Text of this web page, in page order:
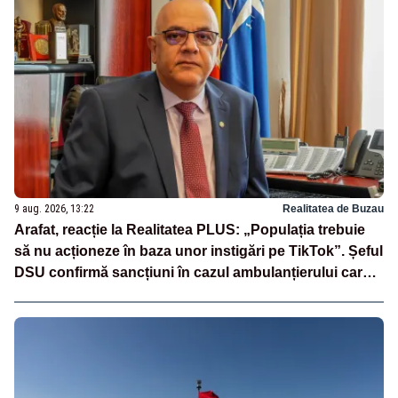
9 aug. 2026, 13:22 Realitatea de Buzau
Arafat, reacție la Realitatea PLUS: „Populația trebuie
să nu acționeze în baza unor instigări pe TikTok”. Șeful
DSU confirmă sancțiuni în cazul ambulanțierului care a